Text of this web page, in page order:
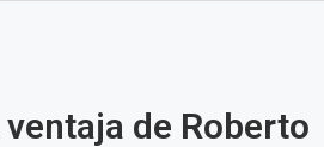
de Roberto